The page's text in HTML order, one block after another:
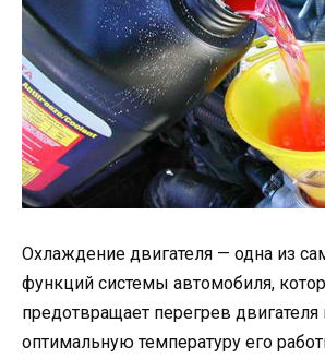
Охлаждение двигателя — одна из
функций системы автомобиля,
предотвращает перегрев
оптимальную температуру его